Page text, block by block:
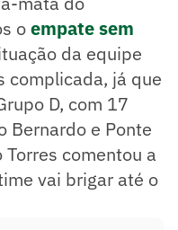
oempate sem
da equipe
complicada, já que
D, com 17
Bernardo e Ponte
comentou a
vai brigar até o